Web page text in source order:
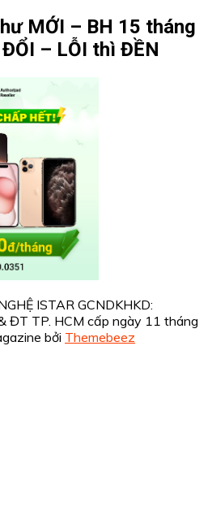
MỚI – BH 15 tháng
– LỖI thì ĐỀN
ISTAR GCNDKHKD:
ĐT TP. HCM cấp ngày 11 tháng
bởi Themebeez